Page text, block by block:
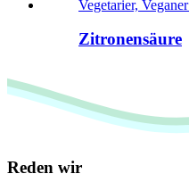
Zitronensäure
Reden wir